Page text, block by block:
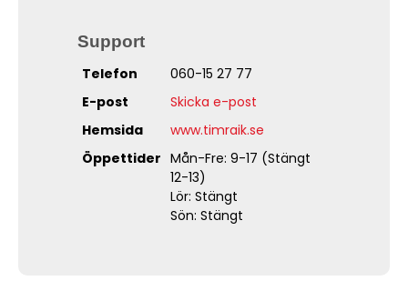
Support
Telefon
060-15 27 77
E-post
Skicka e-post
Hemsida
www.timraik.se
Öppettider Mån-Fre: 9-17 (Stängt
12-13)
Lör: Stängt
Sön: Stängt